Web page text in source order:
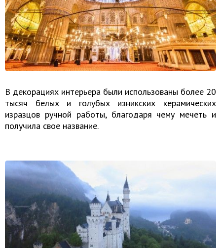
В декорациях интерьера были использованы более 20
тысяч белых и голубых изникских керамических
изразцов ручной работы, благодаря чему мечеть и
получила свое название.